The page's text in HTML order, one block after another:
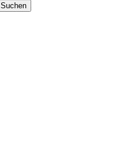
Suchen